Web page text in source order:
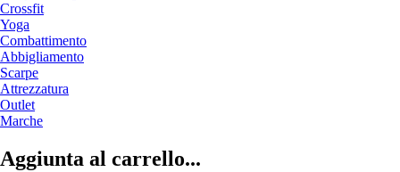
Crossfit
Yoga
Combattimento
Abbigliamento
Scarpe
Attrezzatura
Outlet
Marche
Aggiunta al carrello...